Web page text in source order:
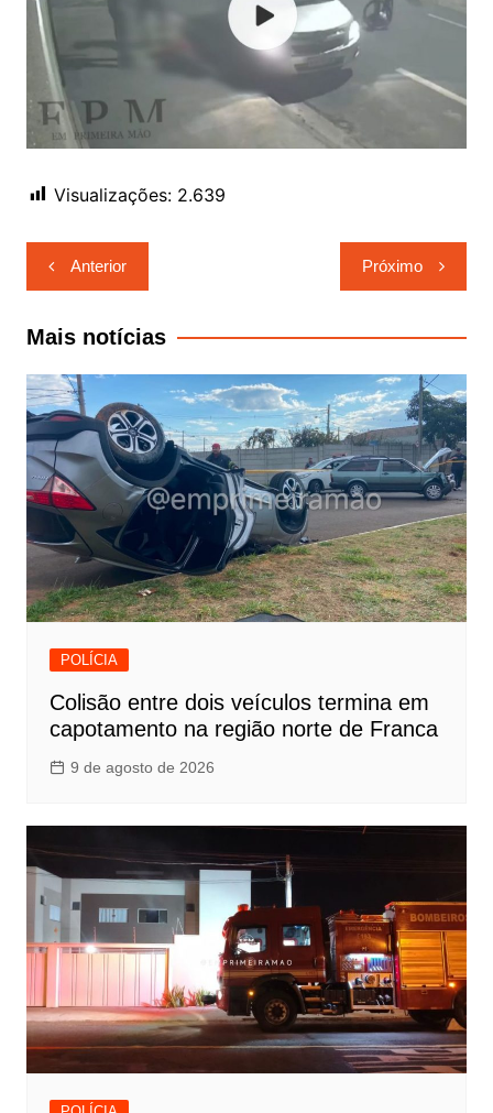
Visualizações: 2.639
Navegação
de
Post
Anterior Próximo
Mais notícias
POLÍCIA
Colisão entre dois veículos termina em
capotamento na região norte de Franca
9 de agosto de 2026